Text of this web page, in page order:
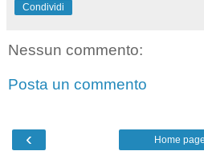
Condividi
Nessun commento:
Posta un commento
‹ Home page